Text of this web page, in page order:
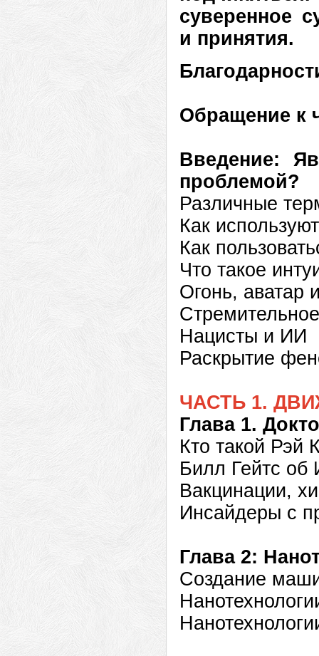
суверенное
и принятия.
Обращение к
Введение:
проблемой?
Различные
Как
Как
Что такое
Огонь, аватар
Нацисты и ИИ
Раскрытие
ЧАСТЬ 1.
Глава 1.
Кто такой Рэй
Билл Гейтс об
Вакцинации,
Инсайдеры с
Глава 2:
Создание